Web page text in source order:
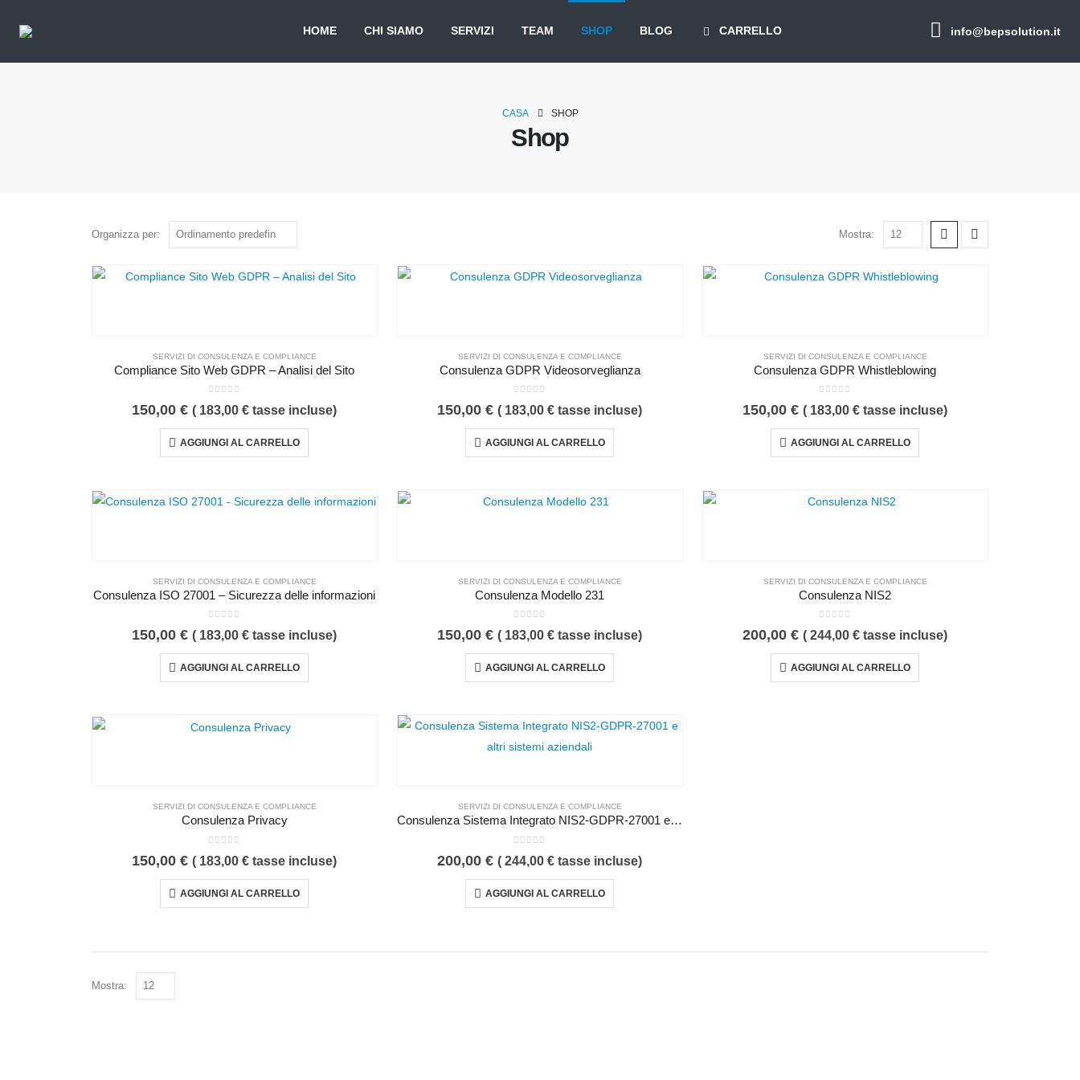
HOME CHI SIAMO SERVIZI TEAM SHOP BLOG CARRELLO info@bepsolution.it
CASA SHOP
Shop
Organizza per: Mostra:
SERVIZI DI CONSULENZA E COMPLIANCE
Compliance Sito Web GDPR – Analisi del Sito
150,00€ ( 183,00€ tasse incluse)
AGGIUNGI AL CARRELLO
SERVIZI DI CONSULENZA E COMPLIANCE
Consulenza GDPR Videosorveglianza
150,00€ ( 183,00€ tasse incluse)
AGGIUNGI AL CARRELLO
SERVIZI DI CONSULENZA E COMPLIANCE
Consulenza GDPR Whistleblowing
150,00€ ( 183,00€ tasse incluse)
AGGIUNGI AL CARRELLO
SERVIZI DI CONSULENZA E COMPLIANCE
Consulenza ISO 27001 – Sicurezza delle informazioni
150,00€ ( 183,00€ tasse incluse)
AGGIUNGI AL CARRELLO
SERVIZI DI CONSULENZA E COMPLIANCE
Consulenza Modello 231
150,00€ ( 183,00€ tasse incluse)
AGGIUNGI AL CARRELLO
SERVIZI DI CONSULENZA E COMPLIANCE
Consulenza NIS2
200,00€ (244,00€ tasse incluse)
AGGIUNGI AL CARRELLO
SERVIZI DI CONSULENZA E COMPLIANCE
Consulenza Privacy
150,00€ ( 183,00€ tasse incluse)
AGGIUNGI AL CARRELLO
SERVIZI DI CONSULENZA E COMPLIANCE
Consulenza Sistema Integrato NIS2-GDPR-27001 e altri sistemi aziendali
200,00€ (244,00€ tasse incluse)
AGGIUNGI AL CARRELLO
Mostra: